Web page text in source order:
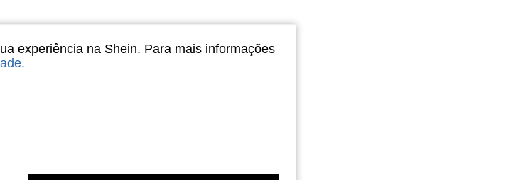
experiência na Shein. Para mais informações
.